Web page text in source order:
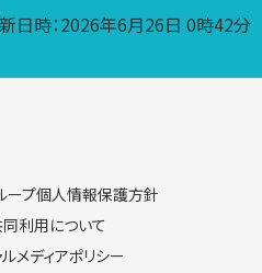
日時：2026年6月26日 0時42分
ープ個人情報保護方針
利用について
メディアポリシー